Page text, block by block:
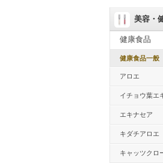
美容・
健康食品
健康食品一般
アロエ
イチョウ葉エ
エキナセア
キダチアロエ
キャッツクロ